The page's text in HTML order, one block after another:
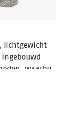
lichtgewicht
waarbij